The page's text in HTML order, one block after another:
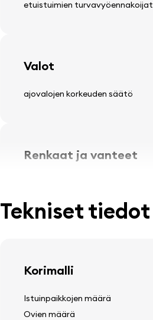
etuistuimien turvavyöennakoijat
Valot
ajovalojen korkeuden säätö
Renkaat ja vanteet
säädettävä ohjauspylväs
Tekniset tiedot
Korimalli
Istuinpaikkojen määrä
Ovien määrä